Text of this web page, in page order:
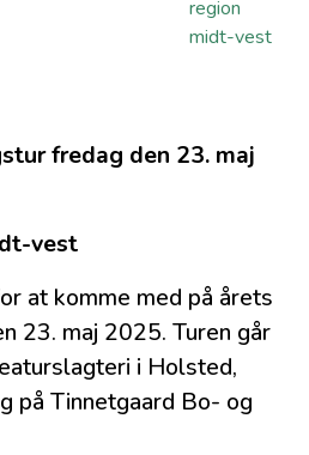
region
midt-vest
fredag den 23. maj
vest
at komme med på årets
23. maj 2025. Turen går
i Holsted,
på Tinnetgaard Bo- og